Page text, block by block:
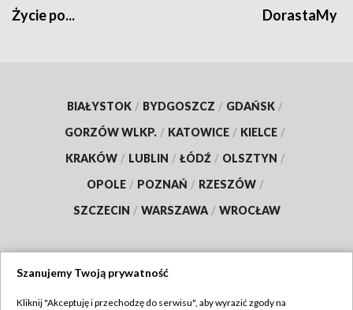
Życie po... DorastaMy
BIAŁYSTOK / BYDGOSZCZ / GDAŃSK /
GORZÓW WLKP. / KATOWICE / KIELCE /
KRAKÓW / LUBLIN / ŁÓDŹ / OLSZTYN /
OPOLE / POZNAŃ / RZESZÓW /
SZCZECIN / WARSZAWA / WROCŁAW
Szanujemy Twoją prywatność
Kliknij "Akceptuję i przechodzę do serwisu", aby wyrazić zgody na